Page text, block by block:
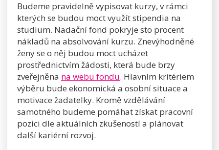
Budeme pravidelně vypisovat kurzy, v rámci
kterých se budou moct využít stipendia na
studium. Nadační fond pokryje sto procent
nákladů na absolvování kurzu. Znevýhodněné
ženy se o něj budou moct ucházet
prostřednictvím žádosti, která bude brzy
zveřejněna na webu fondu. Hlavním kritériem
výběru bude ekonomická a osobní situace a
motivace žadatelky. Kromě vzdělávání
samotného budeme pomáhat získat pracovní
pozici dle aktuálních zkušeností a plánovat
další kariérní rozvoj.